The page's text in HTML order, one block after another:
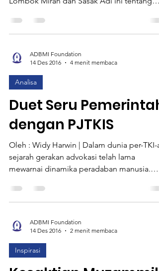
Lombok Mirah dan Sasak Adi ini tentang
kesalahan...
ADBMI Foundation
14 Des 2016
Analisa
Duet Seru Pemerintah
dengan PJTKIS
Oleh : Widy Harwin | Dalam dunia per-TKI-
sejarah gerakan advokasi telah lama
mewarnai dinamika peradaban manusia.
Bahkan gerakan...
ADBMI Foundation
14 Des 2016